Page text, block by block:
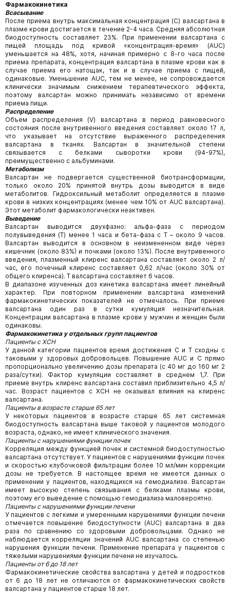
Фармакокинетика
Всасывание
После приема внутрь максимальная концентрация (C) валсартана в
плазме крови достигается в течение 2-4 часа. Средняя абсолютная
биодоступность составляет 23%. При применении валсартана с
пищей площадь под кривой «концентрация-время» (AUC)
уменьшается на 48%, хотя, начиная примерно с 8-го часа после
приема препарата, концентрация валсартана в плазме крови как в
случае приема его натощак, так и в случае приема с пищей,
одинаковые. Уменьшение AUC, тем не менее, не сопровождается
клинически значимым снижением терапевтического эффекта,
поэтому валсартан можно принимать независимо от времени
приема пищи.
Распределение
Объем распределения (V) валсартана в период равновесного
состояния после внутривенного введения составляет около 17 л,
что указывает на отсутствие выраженного распределения
валсартана в тканях. Валсартан в значительной степени
связывается с белками сыворотки крови (94-97%),
преимущественно с альбуминами.
Метаболизм
Валсартан не подвергается существенной биотрансформации,
только около 20% принятой внутрь дозы выводится в виде
метаболитов. Гидроксильный метаболит определяется в плазме
крови в низких концентрациях (менее чем 10% от AUC валсартана).
Этот метаболит фармакологически неактивен.
Выведение
Валсартан выводится двухфазно: альфа-фаза с периодом
полувыведения (Т) менее 1 часа и бета-фаза с Т– около 9 часов.
Валсартан выводится в основном в неизмененном виде через
кишечник (около 83%) и почками (около 13%). После внутривенного
введения, плазменный клиренс валсартана составляет около 2 л/
час, его почечный клиренс составляет 0,62 л/час (около 30% от
общего клиренса). Т валсартана составляет 6 часов.
В диапазоне изученных доз кинетика валсартана имеет линейный
характер. При повторном применении валсартана изменений
фармакокинетических показателей не отмечалось. При приеме
валсартана один раз в сутки кумуляция незначительная.
Концентрации валсартана в плазме крови у мужчин и женщин были
одинаковы.
Фармакокинетика у отдельных групп пациентов
Пациенты с ХСН
У данной категории пациентов время достижения Cи Тсходны с
таковыми у здоровых добровольцев. Повышение AUC и Cпрямо
пропорционально увеличению дозы препарата (с 40 мг до 160 мг 2
раза/сутки). Фактор кумуляции составляет в среднем 1,7. При
приеме внутрь клиренс валсартана составил приблизительно 4,5 л/
час. Возраст пациентов с ХСН не оказывал влияния на клиренс
валсартана.
Пациенты в возрасте старше 65 лет
У некоторых пациентов в возрасте старше 65 лет системная
биодоступность валсартана выше таковой у пациентов молодого
возраста, однако, не имеет клинического значения.
Пациенты с нарушениями функции почек
Корреляция между функцией почек и системной биодоступностью
валсартана отсутствует. У пациентов с нарушениями функции почек
и скоростью клубочковой фильтрации более 10 мл/мин коррекции
дозы не требуется. В настоящее время не имеется данных о
применении у пациентов, находящихся на гемодиализе. Валсартан
имеет высокую степень связывания с белками плазмы крови,
поэтому его выведение с помощью гемодиализа маловероятно.
Пациенты с нарушениями функции печени
У пациентов с легкими и умеренными нарушениями функции печени
отмечается повышение биодоступности (AUC) валсартана в два
раза по сравнению со здоровыми добровольцами. Однако не
наблюдается корреляции значений AUC валсартана со степенью
нарушения функции печени. Применение препарата у пациентов с
тяжелыми нарушениями функции печени не изучалось.
Пациенты от 6 до 18 лет
Фармакокинетические свойства валсартана у детей и подростков
от 6 до 18 лет не отличаются от фармакокинетических свойств
валсартана у пациентов старше 18 лет.